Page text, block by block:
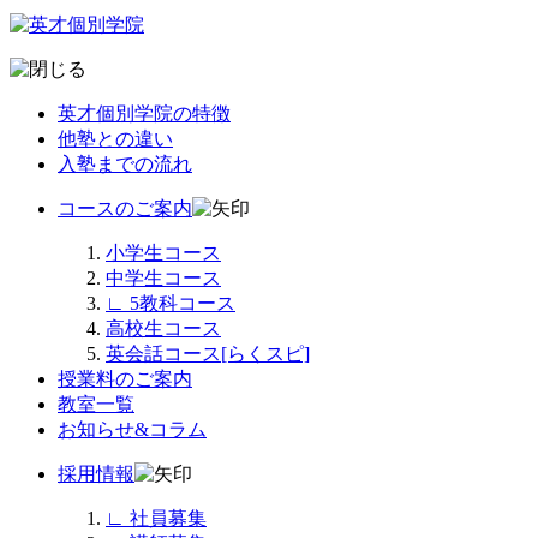
英才個別学院の特徴
他塾との違い
入塾までの流れ
コースのご案内
小学生コース
中学生コース
∟ 5教科コース
高校生コース
英会話コース[らくスピ]
授業料のご案内
教室一覧
お知らせ&コラム
採用情報
∟ 社員募集